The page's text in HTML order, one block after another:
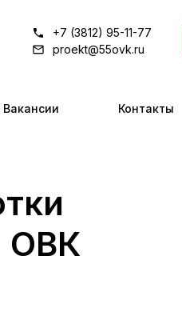
+7 (3812) 95-11-77
proekt@55ovk.ru
Вакансии Контакты
ОВК